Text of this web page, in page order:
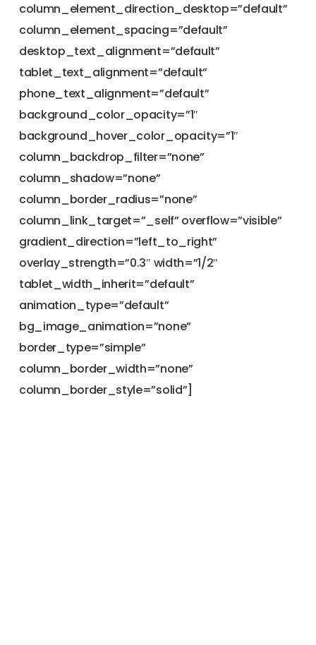
column_element_direction_desktop=”default”
column_element_spacing=”default”
desktop_text_alignment=”default”
tablet_text_alignment=”default”
phone_text_alignment=”default”
background_color_opacity=”1″
background_hover_color_opacity=”1″
column_backdrop_filter=”none”
column_shadow=”none”
column_border_radius=”none”
column_link_target=”_self” overflow=”visible”
gradient_direction=”left_to_right”
overlay_strength=”0.3″ width=”1/2″
tablet_width_inherit=”default”
animation_type=”default”
bg_image_animation=”none”
border_type=”simple”
column_border_width=”none”
column_border_style=”solid”]